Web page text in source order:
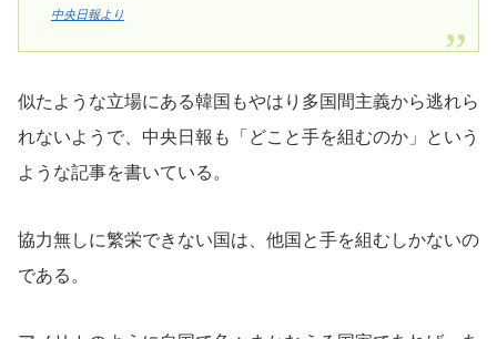
中央日報より
似たような立場にある韓国もやはり多国間主義から逃れら
れないようで、中央日報も「どこと手を組むのか」という
ような記事を書いている。
協力無しに繁栄できない国は、他国と手を組むしかないの
である。